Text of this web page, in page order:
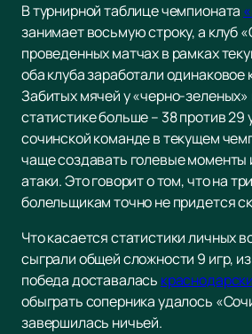
В турнирной таблице чемпионата
занимает восьмую строку, а клуб
проведенных матчах в рамках
оба клуба заработали одинаковое
Забитых мячей у «черно-зеленых»
статистике больше – 38 против 29
сочинской команде в текущем
чаще создавать голевые моменты
атаки. Это говорит о том, что на
болельщикам точно не придется
Что касается статистики личных
сыграли общей сложности 9 игр,
победа доставалась
обыграть соперника удалось
завершилась ничьей.